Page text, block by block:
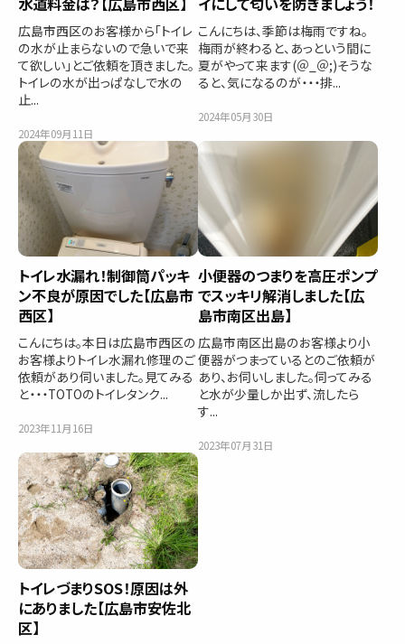
広島市西区のお客様から「トイレ
の水が止まらないので急いで来
て欲しい」とご依頼を頂きました。
トイレの水が出っぱなしで水の
止...
2024年09月11日
こんにちは、季節は梅雨ですね。
梅雨が終わると、あっという間に
夏がやって来ます(＠_＠;)そうな
ると、気になるのが・・・排...
2024年05月30日
トイレ水漏れ！制御筒パッキ
ン不良が原因でした【広島市
西区】
こんにちは。本日は広島市西区の
お客様よりトイレ水漏れ修理のご
依頼があり伺いました。見てみる
と・・・TOTOのトイレタンク...
2023年11月16日
小便器のつまりを高圧ポンプ
でスッキリ解消しました【広
島市南区出島】
広島市南区出島のお客様より小
便器がつまっているとのご依頼が
あり、お伺いしました。伺ってみる
と水が少量しか出ず、流したら
す...
2023年07月31日
トイレづまりSOS！原因は外
にありました【広島市安佐北
区】